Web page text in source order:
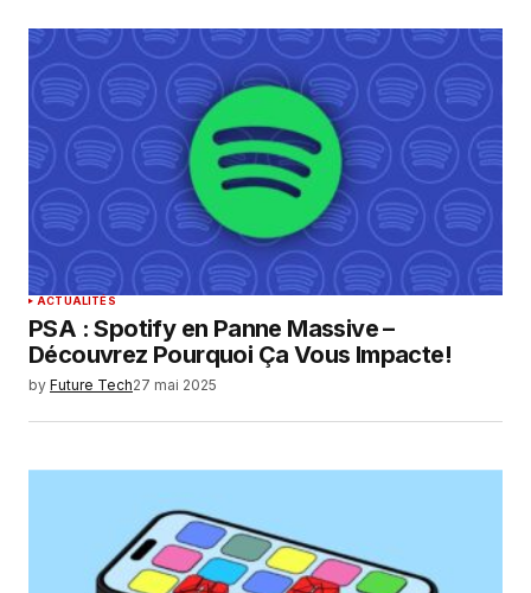
ACTUALITÉS
PSA : Spotify en Panne Massive –
Découvrez Pourquoi Ça Vous Impacte!
by Future Tech27 mai 2025